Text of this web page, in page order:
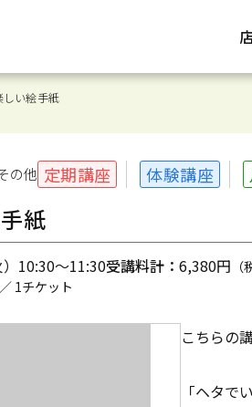
い絵手紙
の他 定期講座 体験講座
紙
10:30～11:30受講料計： 6,380円
1チケット
こちらの
「ヘタ